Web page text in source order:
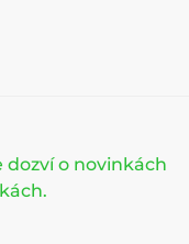
o novinkách